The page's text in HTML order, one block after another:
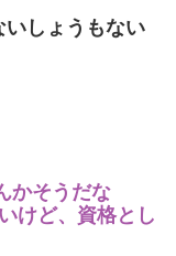
しょうもない
かそうだな
けど、資格とし